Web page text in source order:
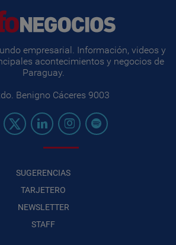
empresarial. Información, videos y
acontecimientos y negocios de
Paraguay.
Benigno Cáceres 9003
SUGERENCIAS
TARJETERO
NEWSLETTER
STAFF